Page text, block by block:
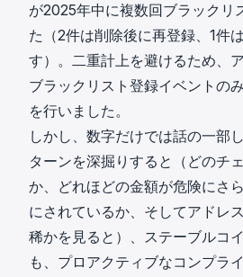
が2025年中に複数回ブラックリ
た（2件は削除後に再登録、1件
す）。二重計上を避けるため、
ブラックリスト登録イベントの
を行いました。
しかし、数字だけでは話の一部
ターンを深掘りすると（どのチ
か、どれほどの金額が危険にさ
にされているか、そしてアドレ
稀かを見ると）、ステーブルコ
も、プロアクティブなコンプラ